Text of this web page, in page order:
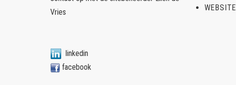
Vries
linkedin
facebook